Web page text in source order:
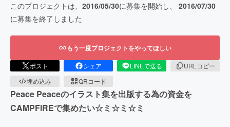
このプロジェクトは、 2016/05/30に募集を開始し、 2016/07/30
に募集を終了しました
もう一度プロジェクトをやってほしい
ポスト シェア LINEで送る
URLコピー
埋め込み
QRコード
Peace Peaceのイラスト集を出版する為の資金を
CAMPFIREで集めたい☆ミ☆ミ☆ミ